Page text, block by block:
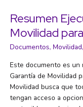
en
España
Resumen
Movilidad
Documentos, Movilidad,
Este documento es un
Garantía de Movilidad
Movilidad busca que
tengan acceso a